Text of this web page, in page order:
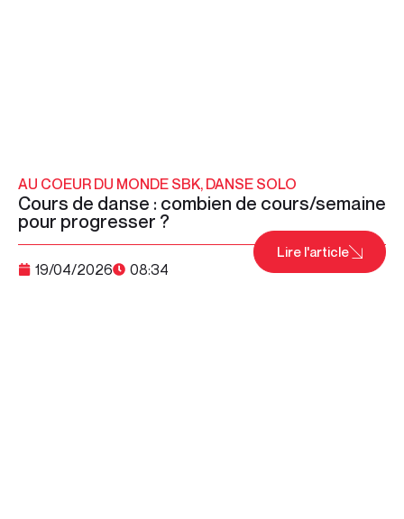
AU COEUR DU MONDE SBK, DANSE SOLO
Cours de danse : combien de cours/semaine
pour progresser ?
19/04/2026 08:34
Lire l'article